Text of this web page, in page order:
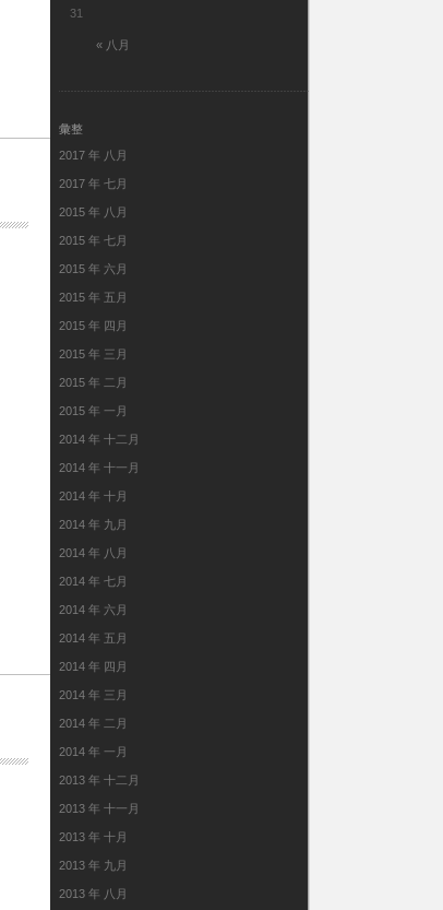
« 八月
31
彙整
2017 年 八月
2017 年 七月
2015 年 八月
2015 年 七月
2015 年 六月
2015 年 五月
2015 年 四月
2015 年 三月
2015 年 二月
2015 年 一月
2014 年 十二月
2014 年 十一月
2014 年 十月
2014 年 九月
2014 年 八月
2014 年 七月
2014 年 六月
2014 年 五月
2014 年 四月
2014 年 三月
2014 年 二月
2014 年 一月
2013 年 十二月
2013 年 十一月
2013 年 十月
2013 年 九月
2013 年 八月